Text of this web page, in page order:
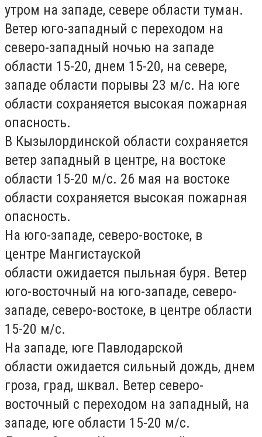
утром на западе, севере области туман.
Ветер юго-западный с переходом на
северо-западный ночью на западе
области 15-20, днем 15-20, на севере,
западе области порывы 23 м/с. На юге
области сохраняется высокая пожарная
опасность.
В Кызылординской области сохраняется
ветер западный в центре, на востоке
области 15-20 м/с. 26 мая на востоке
области сохраняется высокая пожарная
опасность.
На юго-западе, северо-востоке, в
центре Мангистауской
области ожидается пыльная буря. Ветер
юго-восточный на юго-западе, северо-
западе, северо-востоке, в центре области
15-20 м/с.
На западе, юге Павлодарской
области ожидается сильный дождь, днем
гроза, град, шквал. Ветер северо-
восточный с переходом на западный, на
западе, юге области 15-20 м/с.